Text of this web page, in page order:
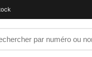
par numéro ou